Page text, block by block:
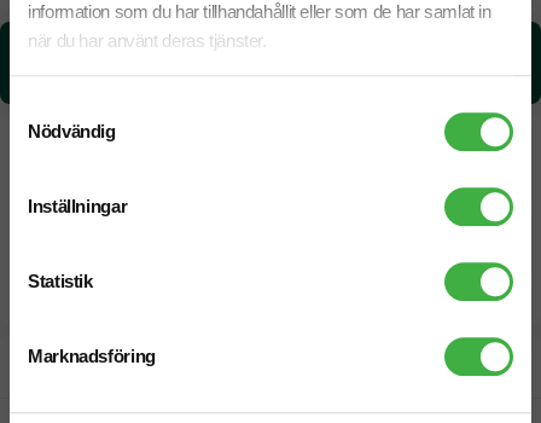
information som du har tillhandahållit eller som de har samlat in
när du har använt deras tjänster.
Samtyckesval
Nödvändig
Inställningar
Statistik
Marknadsföring
CO₂e -avtryck:
Designskiss inom 1 h